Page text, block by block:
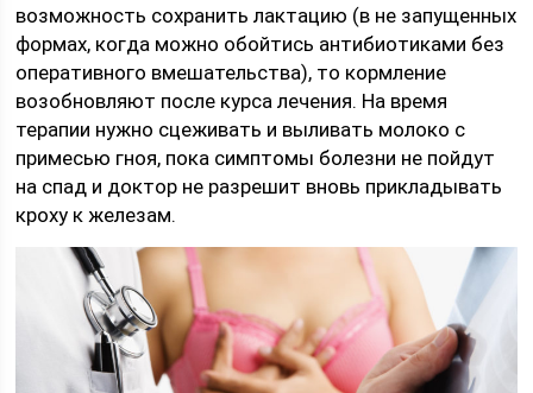
возможность сохранить лактацию (в не запущенных
формах, когда можно обойтись антибиотиками без
оперативного вмешательства), то кормление
возобновляют после курса лечения. На время
терапии нужно сцеживать и выливать молоко с
примесью гноя, пока симптомы болезни не пойдут
на спад и доктор не разрешит вновь прикладывать
кроху к железам.